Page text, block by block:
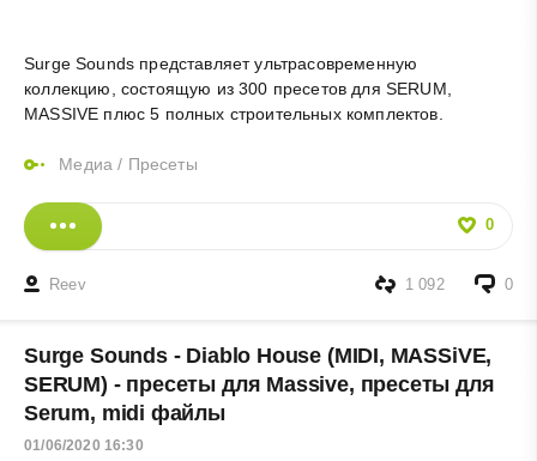
Surge Sounds представляет ультрасовременную
коллекцию, состоящую из 300 пресетов для SERUM,
MASSIVE плюс 5 полных строительных комплектов.
Медиа / Пресеты
0
Reev 0
1 092
Surge Sounds - Diablo House (MIDI, MASSiVE,
SERUM) - пресеты для Massive, пресеты для
Serum, midi файлы
01/06/2020 16:30